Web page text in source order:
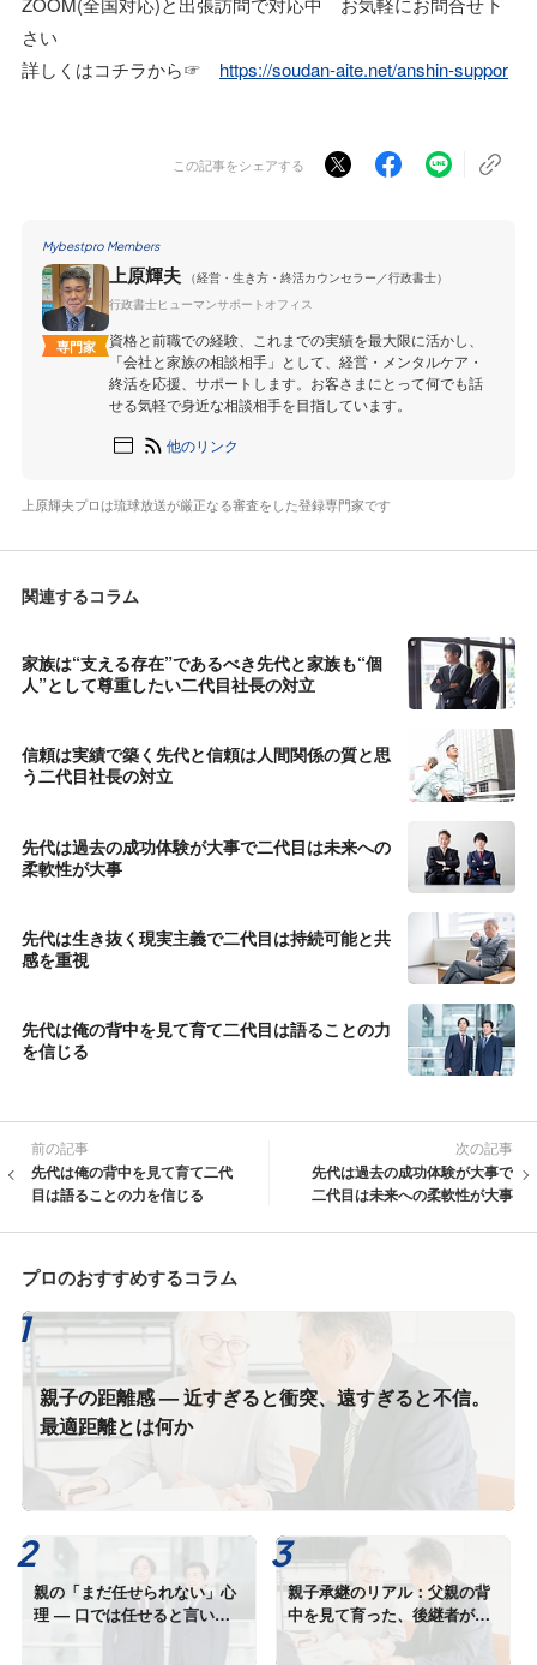
さい
詳しくはコチラから☞ https://soudan-aite.net/anshin-suppor
この記事をシェアする
Mybestpro Members
専門家
上原輝夫
（経営・生き方・終活カウンセラー／行政書士）
行政書士ヒューマンサポートオフィス
資格と前職での経験、これまでの実績を最大限に活かし、
「会社と家族の相談相手」として、経営・メンタルケア・
終活を応援、サポートします。お客さまにとって何でも話
せる気軽で身近な相談相手を目指しています。
他のリンク
上原輝夫プロは琉球放送が厳正なる審査をした登録専門家です
関連するコラム
家族は“支える存在”であるべき先代と家族も“個
人”として尊重したい二代目社長の対立
信頼は実績で築く先代と信頼は人間関係の質と思
う二代目社長の対立
先代は過去の成功体験が大事で二代目は未来への
柔軟性が大事
先代は生き抜く現実主義で二代目は持続可能と共
感を重視
先代は俺の背中を見て育て二代目は語ることの力
を信じる
前の記事
先代は俺の背中を見て育て二代
目は語ることの力を信じる
次の記事
先代は過去の成功体験が大事で
二代目は未来への柔軟性が大事
プロのおすすめするコラム
親子の距離感 — 近すぎると衝突、遠すぎると不信。
最適距離とは何か
親の「まだ任せられない」心
理 — 口では任せると言いな
親子承継のリアル：父親の背
中を見て育った、後継者が語
るプレッシャーと喜び